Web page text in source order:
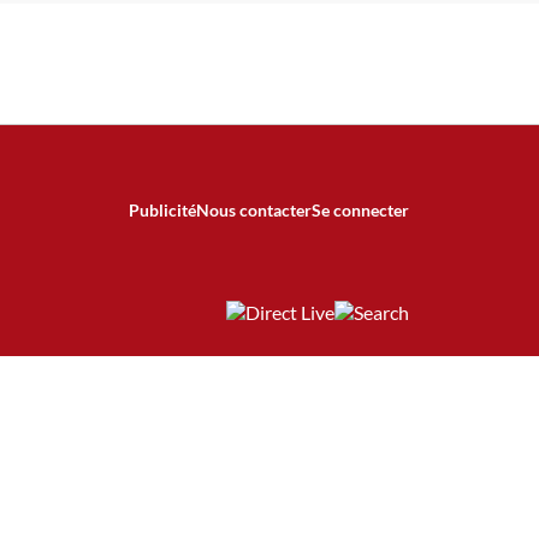
PublicitéNous contacterSe connecter